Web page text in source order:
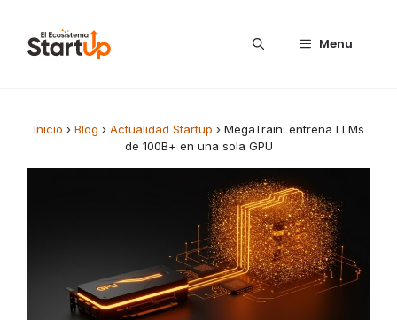
Menu
Inicio › Blog › Actualidad Startup › MegaTrain: entrena LLMs
de 100B+ en una sola GPU